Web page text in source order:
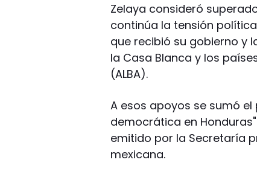
Zelaya consideró
continúa la tensión
que recibió su gobierno y
la Casa Blanca y los
(ALBA).
A esos apoyos se sumó
democrática en
emitido por la Secretaría
mexicana.